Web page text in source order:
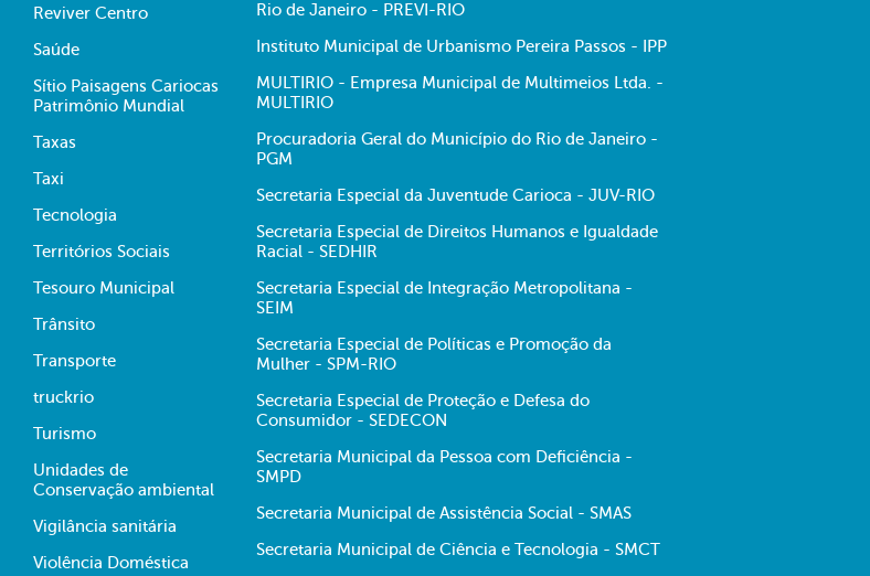
Reviver Centro
Saúde
Sítio Paisagens Cariocas
Patrimônio Mundial
Taxas
Taxi
Tecnologia
Territórios Sociais
Tesouro Municipal
Trânsito
Transporte
truckrio
Turismo
Unidades de
Conservação ambiental
Vigilância sanitária
Violência Doméstica
Rio de Janeiro - PREVI-RIO
Instituto Municipal de Urbanismo Pereira Passos - IPP
MULTIRIO - Empresa Municipal de Multimeios Ltda. -
MULTIRIO
Procuradoria Geral do Município do Rio de Janeiro -
PGM
Secretaria Especial da Juventude Carioca - JUV-RIO
Secretaria Especial de Direitos Humanos e Igualdade
Racial - SEDHIR
Secretaria Especial de Integração Metropolitana -
SEIM
Secretaria Especial de Políticas e Promoção da
Mulher - SPM-RIO
Secretaria Especial de Proteção e Defesa do
Consumidor - SEDECON
Secretaria Municipal da Pessoa com Deficiência -
SMPD
Secretaria Municipal de Assistência Social - SMAS
Secretaria Municipal de Ciência e Tecnologia - SMCT